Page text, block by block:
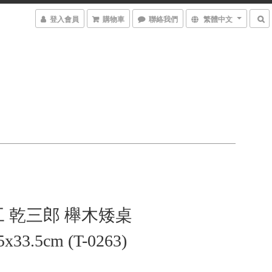
登入會員 購物車 聯絡我們 繁體中文
乾三郎 櫸木矮桌
(T-0263)